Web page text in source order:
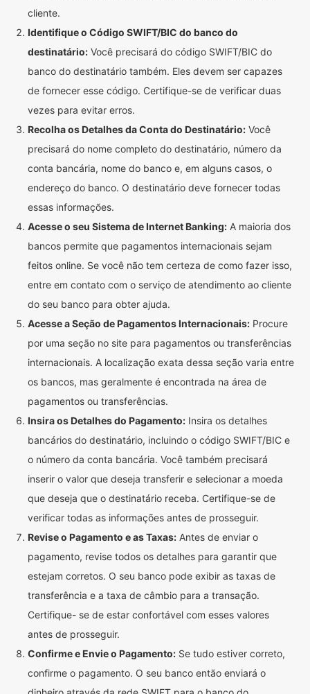
cliente.
Identifique o Código SWIFT/BIC do banco do
destinatário: Você precisará do código SWIFT/BIC do
banco do destinatário também. Eles devem ser capazes
de fornecer esse código. Certifique-se de verificar duas
vezes para evitar erros.
Recolha os Detalhes da Conta do Destinatário: Você
precisará do nome completo do destinatário, número da
conta bancária, nome do banco e, em alguns casos, o
endereço do banco. O destinatário deve fornecer todas
essas informações.
Acesse o seu Sistema de Internet Banking: A maioria dos
bancos permite que pagamentos internacionais sejam
feitos online. Se você não tem certeza de como fazer isso,
entre em contato com o serviço de atendimento ao cliente
do seu banco para obter ajuda.
Acesse a Seção de Pagamentos Internacionais: Procure
por uma seção no site para pagamentos ou transferências
internacionais. A localização exata dessa seção varia entre
os bancos, mas geralmente é encontrada na área de
pagamentos ou transferências.
Insira os Detalhes do Pagamento: Insira os detalhes
bancários do destinatário, incluindo o código SWIFT/BIC e
o número da conta bancária. Você também precisará
inserir o valor que deseja transferir e selecionar a moeda
que deseja que o destinatário receba. Certifique-se de
verificar todas as informações antes de prosseguir.
Revise o Pagamento e as Taxas: Antes de enviar o
pagamento, revise todos os detalhes para garantir que
estejam corretos. O seu banco pode exibir as taxas de
transferência e a taxa de câmbio para a transação.
Certifique- se de estar confortável com esses valores
antes de prosseguir.
Confirme e Envie o Pagamento: Se tudo estiver correto,
confirme o pagamento. O seu banco então enviará o